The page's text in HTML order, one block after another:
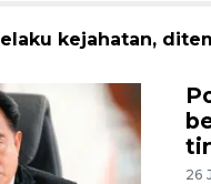
kejahatan,
26